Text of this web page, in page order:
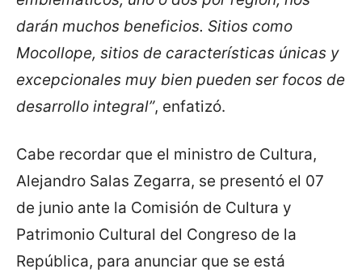
darán muchos beneficios. Sitios como
Mocollope, sitios de características únicas y
excepcionales muy bien pueden ser focos de
desarrollo integral”, enfatizó.
Cabe recordar que el ministro de Cultura,
Alejandro Salas Zegarra, se presentó el 07
de junio ante la Comisión de Cultura y
Patrimonio Cultural del Congreso de la
República, para anunciar que se está